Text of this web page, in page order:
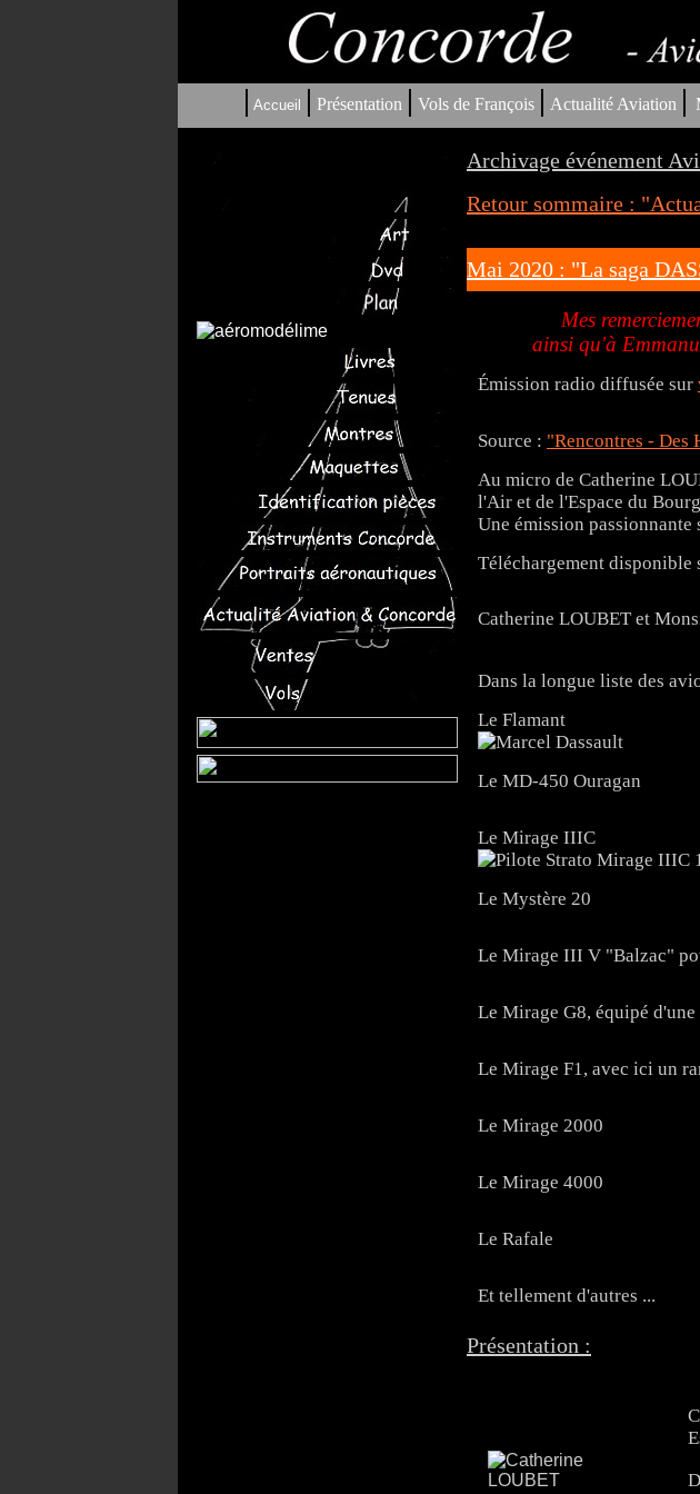
| Accueil | Présentation | Vols de François | Actualité Aviation |
Archivage événement
Retour sommaire :
Mai 2020 : "La saga
Mes
ainsi qu'à
Émission radio diffusée sur
Source : "Rencontres - Des
Au micro de Catherine
l'Air et de l'Espace du
Une émission
Téléchargement disponible
Catherine LOUBET et
Dans la longue liste des
Le Flamant
Le MD-450 Ouragan
Le Mirage IIIC
Le Mystère 20
Le Mirage III V "Balzac"
Le Mirage G8, équipé
Le Mirage F1, avec ici un
Le Mirage 2000
Le Mirage 4000
Le Rafale
Et tellement d'autres ...
Présentation :